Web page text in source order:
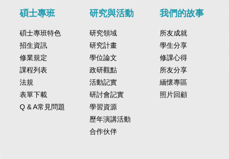
碩士專班
碩士專班特色
招生資訊
修業規定
課程列表
法規
表單下載
Q & A常見問題
研究與活動
研究領域
研究計畫
學位論文
政研觀點
活動記實
研討會記實
學習資源
歷年演講活動
合作伙伴
我們的故事
所友成就
學生分享
修課心得
所友分享
緬懷專區
照片回顧